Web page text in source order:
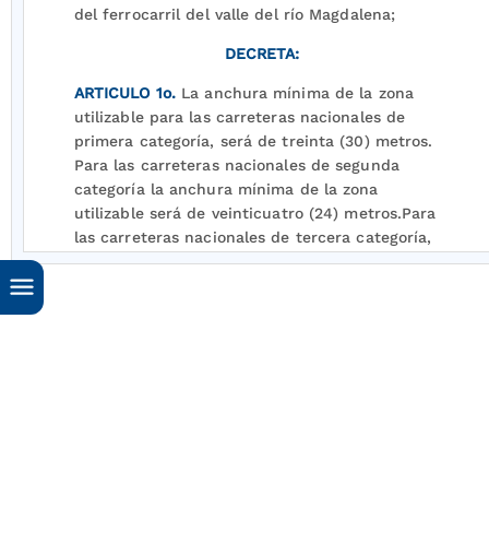
del ferrocarril del valle del río Magdalena;
DECRETA:
ARTICULO 1o. La anchura mínima de la zona
utilizable para las carreteras nacionales de
primera categoría, será de treinta (30) metros.
Para las carreteras nacionales de segunda
categoría la anchura mínima de la zona
utilizable será de veinticuatro (24) metros.Para
las carreteras nacionales de tercera categoría,
la anchura mínima de la zona utilizable será de